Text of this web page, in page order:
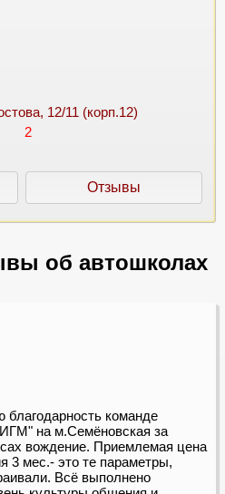
12/11 (корп.12)
2
Отзывы
об автошколах
команде
на м.Семёновская за
вождение. Приемлемая цена
3 мес.- это те параметры,
Всё выполнено